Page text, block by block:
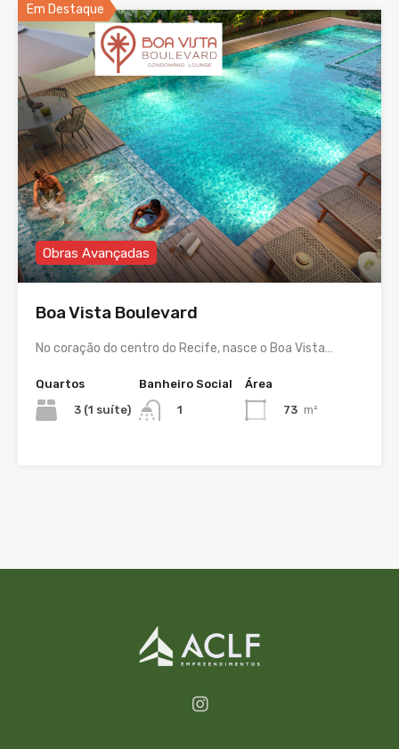
Em Destaque
Obras Avançadas
Boa Vista Boulevard
No coração do centro do Recife, nasce o Boa Vista…
Quartos
3 (1 suíte)
Banheiro Social
1
Área
73 m²